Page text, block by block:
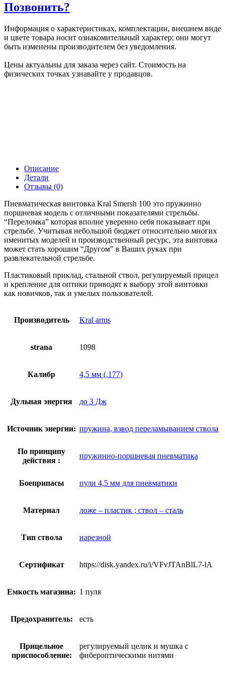
Позвонить?
Информация о характеристиках, комплектации, внешнем виде
и цвете товара носит ознакомительный характер; они могут
быть изменены производителем без уведомления.
Цены актуальны для заказа через сайт. Стоимость на
физических точках узнавайте у продавцов.
Описание
Детали
Отзывы (0)
Пневматическая винтовка Kral Smersh 100 это пружинно
поршневая модель с отличными показателями стрельбы.
“Переломка” которая вполне уверенно себя показывает при
стрельбе. Учитывая небольшой бюджет относительно многих
именитых моделей и производственный ресурс, эта винтовка
может стать хорошим “Другом” в Ваших руках при
развлекательной стрельбе.
Пластиковый приклад, стальной ствол, регулируемый прицел
и крепление для оптики приводят к выбору этой винтовки
как новичков, так и умелых пользователей.
Производитель Kral arms
strana 1098
Калибр 4,5 мм (.177)
Дульная энергия до 3 Дж
Источник энергии: пружина, взвод переламыванием ствола
По принципу
действия :
пружинно-поршневая пневматика
Боеприпасы пули 4,5 мм для пневматики
Материал ложе – пластик ; ствол – сталь
Тип ствола нарезной
Сертификат https://disk.yandex.ru/i/VFvJTAnBlL7-lA
Емкость магазина: 1 пуля
Предохранитель: есть
Прицельное
приспособление:
регулируемый целик и мушка с
фибероптическими нитями